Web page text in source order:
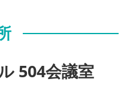
504会議室